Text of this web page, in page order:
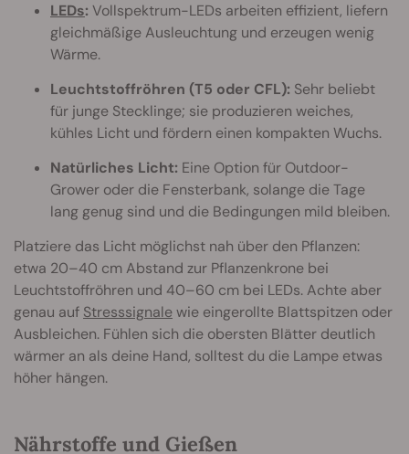
LEDs: Vollspektrum-LEDs arbeiten effizient, liefern
gleichmäßige Ausleuchtung und erzeugen wenig
Wärme.
Leuchtstoffröhren (T5 oder CFL): Sehr beliebt
für junge Stecklinge; sie produzieren weiches,
kühles Licht und fördern einen kompakten Wuchs.
Natürliches Licht: Eine Option für Outdoor-
Grower oder die Fensterbank, solange die Tage
lang genug sind und die Bedingungen mild bleiben.
Platziere das Licht möglichst nah über den Pflanzen:
etwa 20–40 cm Abstand zur Pflanzenkrone bei
Leuchtstoffröhren und 40–60 cm bei LEDs. Achte aber
genau auf Stresssignalewie eingerollte Blattspitzen oder
Ausbleichen. Fühlen sich die obersten Blätter deutlich
wärmer an als deine Hand, solltest du die Lampe etwas
höher hängen.
Nährstoffe und Gießen